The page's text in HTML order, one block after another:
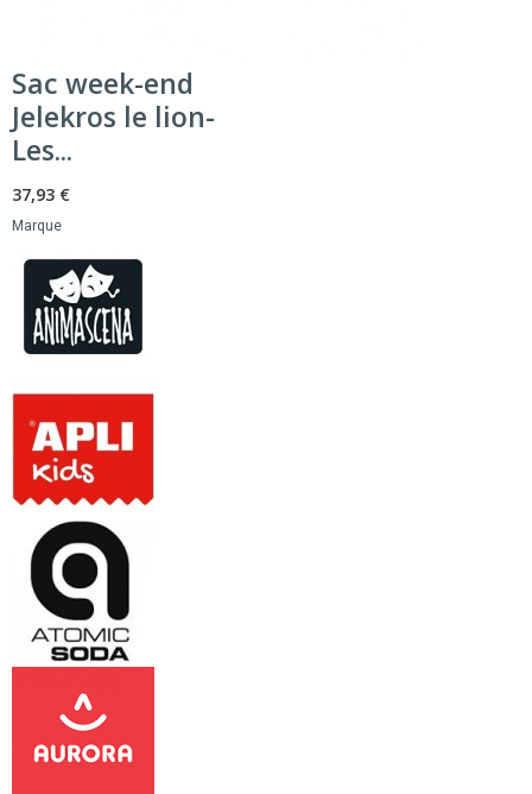
Sac week-end
Jelekros le lion-
Les...
37,93 €
Marque